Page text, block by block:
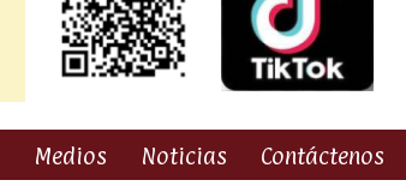
Medios Noticias Contáctenos